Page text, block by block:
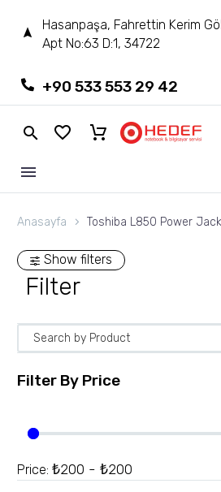
Hasanpaşa, Fahrettin Kerim
Apt No:63 D:1, 34722
+90 533 553 29 42
Anasayfa Toshiba L850 Power Jack
Show filters
Filter
Filter By Price
Price: ₺200 - ₺200